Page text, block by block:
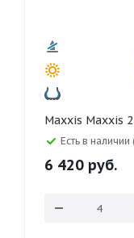
Maxxis
Есть в наличии
6 420 руб.